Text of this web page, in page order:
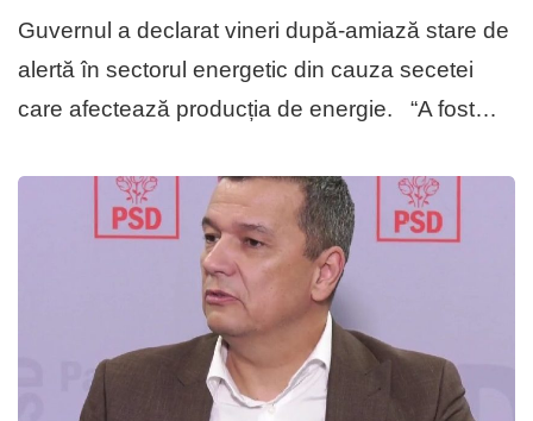
Guvernul a declarat vineri după-amiază stare de
alertă în sectorul energetic din cauza secetei
care afectează producția de energie. “A fost…